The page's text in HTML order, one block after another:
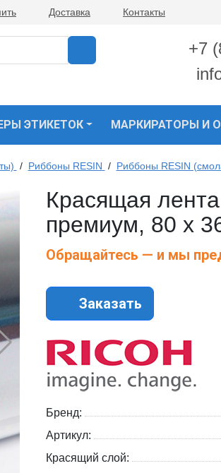
Доставка Контакты
+7
ЭТИКЕТОК МАРКИРАТОРЫ И
/ Риббоны RESIN / Риббоны RESIN
Красящая
премиум, 80 х
Обращайтесь — и мы
Заказать
Бренд:
Артикул:
Красящий слой: